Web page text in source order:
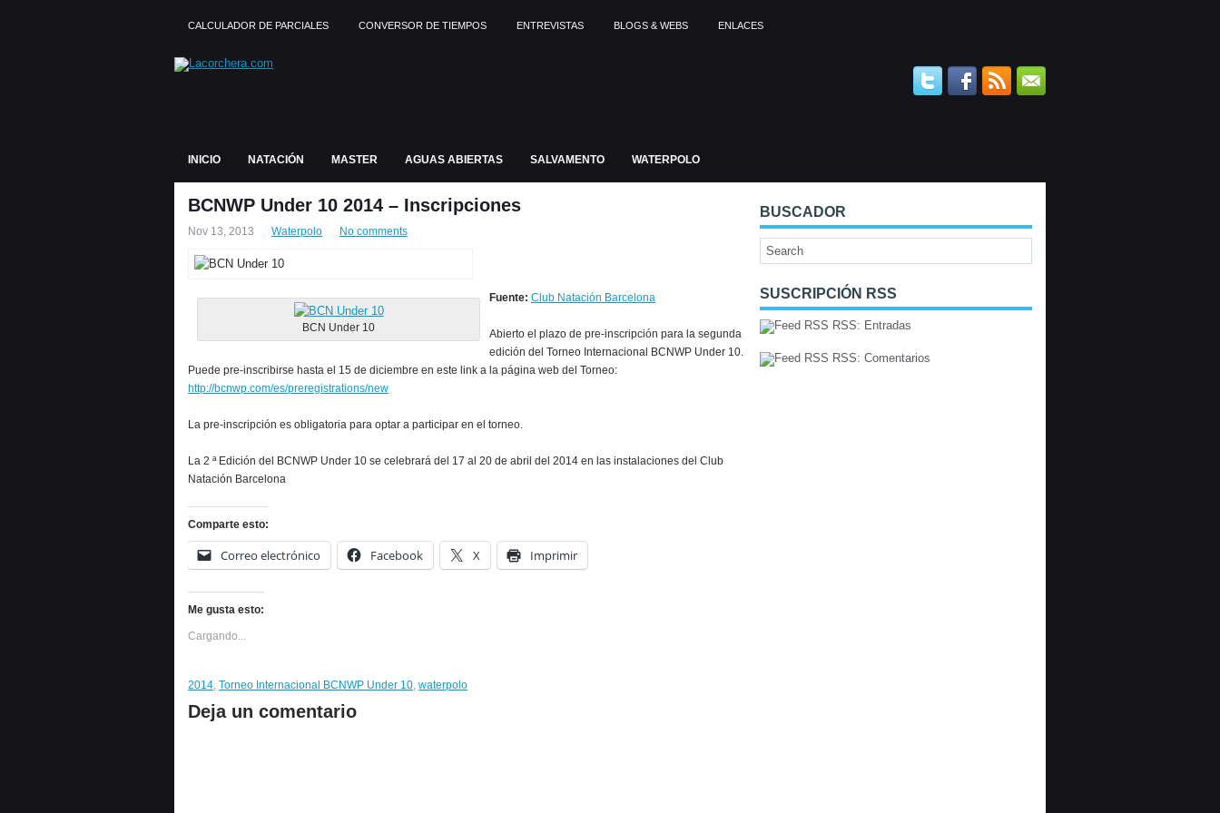
CALCULADOR DE PARCIALES CONVERSOR DE TIEMPOS ENTREVISTAS BLOGS & WEBS ENLACES
INICIO NATACIÓN MASTER AGUAS ABIERTAS SALVAMENTO WATERPOLO
BCNWP Under 10 2014 – Inscripciones
Nov 13, 2013 Waterpolo No comments
BCN Under 10
Fuente: Club Natación Barcelona
Abierto el plazo de pre-inscripción para la segunda
edición del Torneo Internacional BCNWP Under 10.
Puede pre-inscribirse hasta el 15 de diciembre en este link a la página web del Torneo:
http://bcnwp.com/es/preregistrations/new
La pre-inscripción es obligatoria para optar a participar en el torneo.
La 2 ª Edición del BCNWP Under 10 se celebrará del 17 al 20 de abril del 2014 en las instalaciones del Club
Natación Barcelona
Comparte esto:
Correo electrónico Facebook X Imprimir
Me gusta esto:
Cargando...
2014, Torneo Internacional BCNWP Under 10, waterpolo
Deja un comentario
BUSCADOR
SUSCRIPCIÓN RSS
RSS: Entradas
RSS: Comentarios